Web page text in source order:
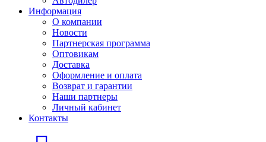
Информация
О компании
Новости
Партнерская программа
Оптовикам
Доставка
Оформление и оплата
Возврат и гарантии
Наши партнеры
Личный кабинет
Контакты